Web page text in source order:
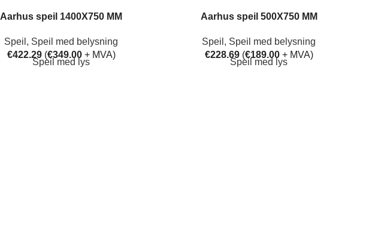
Aarhus speil 1400X750 MM
Speil , Speil med belysning
€422.29 (€349.00+ MVA)
Speil med lys
Aarhus speil 500X750 MM
Speil , Speil med belysning
€228.69 (€189.00+ MVA)
Speil med lys